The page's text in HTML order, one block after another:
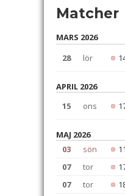
Matcher
MARS 2026
28
lör
APRIL 2026
15
ons
MAJ 2026
03
sön
07
tor
07
tor